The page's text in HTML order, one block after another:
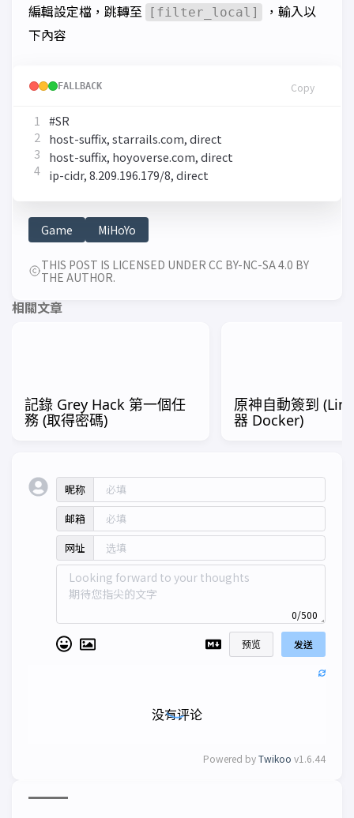
編輯設定檔，跳轉至 [filter_local]
，輸入以
下內容
FALLBACK Copy
4
Game MiHoYo
THIS POST IS LICENSED UNDER CC BY-NC-SA 4.0 BY
THE AUTHOR.
相關文章
記錄 Grey Hack 第一個任
務 (取得密碼)
原神自動簽到
器 Docker)
昵称
邮箱
网址
0/500
预览 发送
没有评论
Powered byTwikoo v1.6.44